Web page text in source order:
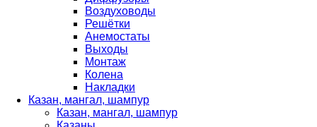
Воздуховоды
Решётки
Анемостаты
Выходы
Монтаж
Колена
Накладки
Казан, мангал, шампур
Казан, мангал, шампур